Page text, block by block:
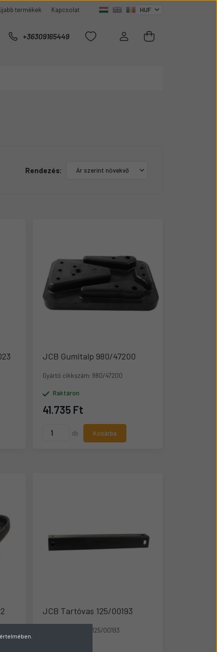
termékek Kapcsolat
+36309165449
Rendezés:
JCB Gumitalp 980/47200
Gyártó cikkszám: 980/47200
Raktáron
41.735 Ft
db Kosárba
JCB Tartóvas 125/00193
125/00193